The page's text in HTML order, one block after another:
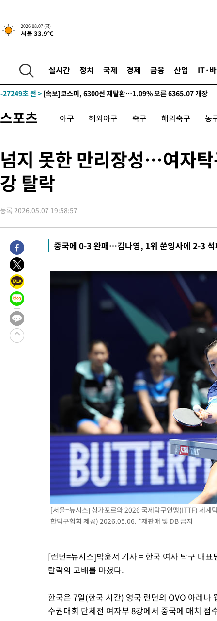
2026.08.07 (금)
서울 33.9℃
실시간 정치 국제 경제 금융 산업 IT·
-27863초 전 >[속보]경찰·노동부, HL만도 평택사업장 끼임 사망 관련 압수
-27744초 전 >[속보]합수본, '투표율 허위 입력' 중앙·서울·경기도 선관위
-27295초 전 >
[속보]삼성전자·SK하이닉스 동반 강보합…1%대 상승 출발
-27281초 전 >
-27249초 전 > [속보]코스피, 6300선 재탈환…1.09% 오른 6365.07 개장
태
-23712초 전 > 입추에도 극한더위…서울 낮 39도 '폭염중대경보'
-18676초 전 >이란, 호르무즈서 "적국 목표물들"과 대치로 남부 케슘섬에서
발효
-15542초 전 >[속보]트럼프, 美 원정출산 금지 행정명령 서명
-13242초 전 >[속보] 뉴욕증시, 일제 하락 마감…나스닥 0.06%↓
-30926초 전 >민주 콩고 에볼라환자 4천명 돌파, 4053명 발생 1850명 사망
-29370초 전 >"미 전국적 살모네라 식중독 원인은 멕시코산 할라피뇨"--
-27883초 전 >[속보]경찰·노동부, HL만도 평택사업장 끼임 사망 관련 압수
-27764초 전 >
[속보]합수본, '투표율 허위 입력' 중앙·서울·경기도 선관위
압수수색
-27519초 전 >
-27315초 전 >
[속보]삼성전자·SK하이닉스 동반 강보합…1%대 상승 출발
-27301초 전 >
[속보]코스닥, 5.95포인트(0.74%) 상승한 807.62개장
-27269초 전 >
[속보]코스피, 6300선 재탈환…1.09% 오른 6365.07 개장
-24434초 전 >
시리아 다마스쿠스 교외에서 미니버스 폭발.. 14명 부상, 3명
-23732초 전 >
입추에도 극한더위…서울 낮 39도 '폭염중대경보'
-18696초 전 >
이란, 호르무즈서 "적국 목표물들"과 대치로 남부 케슘섬에서
[속보]美, 폴리실리콘 수입 규제…파생제품 15% 관세, 120일
[속보]트럼프, 美 원정출산 금지 행정명령 서명
[속보] 뉴욕증시, 일제 하락 마감…나스닥 0.06%↓
스포츠 야구 해외야구 축구 해외축구 농
넘지 못한 만리장성…여자
강 탈락
등록 2026.05.07 19:58:57
중국에 0-3 완패…김나영, 1위 쑨잉사에 2-3 석
[서울=뉴시스] 싱가포르와 2026 국제탁구연맹(ITTF) 세계
한탁구협회 제공) 2026.05.06. *재판매 및 DB 금지
[런던=뉴시스]박윤서 기자 = 한국 여자 탁구 대
탈락의 고배를 마셨다.
한국은 7일(한국 시간) 영국 런던의 OVO 아레
수권대회 단체전 여자부 8강에서 중국에 매치 점